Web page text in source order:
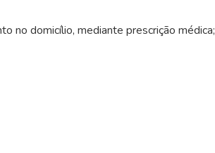
no domicílio, mediante prescrição médica;